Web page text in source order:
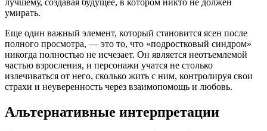
лучшему, создавая будущее, в котором никто не должен
умирать.
Еще один важный элемент, который становится ясен после
полного просмотра, — это то, что «подростковый синдром»
никогда полностью не исчезает. Он является неотъемлемой
частью взросления, и персонажи учатся не столько
излечиваться от него, сколько жить с ним, контролируя свои
страхи и неуверенность через взаимопомощь и любовь.
Альтернативные интерпретации